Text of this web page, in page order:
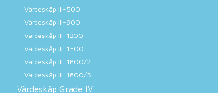
Värdeskåp III-500
Värdeskåp III-900
Värdeskåp III-1200
Värdeskåp III-1500
Värdeskåp III-1800/2
Värdeskåp III-1800/3
Värdeskåp Grade IV